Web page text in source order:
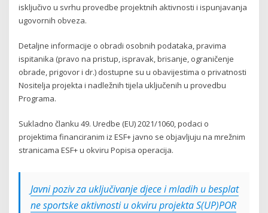
isključivo u svrhu provedbe projektnih aktivnosti i ispunjavanja
ugovornih obveza.
Detaljne informacije o obradi osobnih podataka, pravima
ispitanika (pravo na pristup, ispravak, brisanje, ograničenje
obrade, prigovor i dr.) dostupne su u obavijestima o privatnosti
Nositelja projekta i nadležnih tijela uključenih u provedbu
Programa.
Sukladno članku 49. Uredbe (EU) 2021/1060, podaci o
projektima financiranim iz ESF+ javno se objavljuju na mrežnim
stranicama ESF+ u okviru Popisa operacija.
Javni poziv za uključivanje djece i mladih u besplat
ne sportske aktivnosti u okviru projekta S(UP)POR